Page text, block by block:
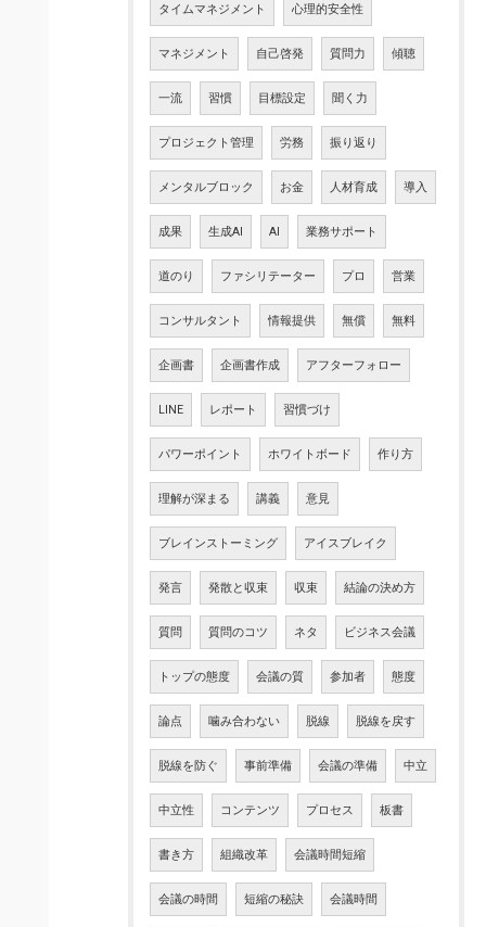
タイムマネジメント 心理的安全性
マネジメント 自己啓発 質問力 傾聴
一流 習慣 目標設定 聞く力
プロジェクト管理 労務 振り返り
メンタルブロック お金 人材育成 導入
成果 生成AI AI 業務サポート
道のり ファシリテーター プロ 営業
コンサルタント 情報提供 無償 無料
企画書 企画書作成 アフターフォロー
LINE レポート 習慣づけ
パワーポイント ホワイトボード 作り方
理解が深まる 講義 意見
ブレインストーミング アイスブレイク
発言 発散と収束 収束 結論の決め方
質問 質問のコツ ネタ ビジネス会議
トップの態度 会議の質 参加者 態度
論点 噛み合わない 脱線 脱線を戻す
脱線を防ぐ 事前準備 会議の準備 中立
中立性 コンテンツ プロセス 板書
書き方 組織改革 会議時間短縮
会議の時間 短縮の秘訣 会議時間